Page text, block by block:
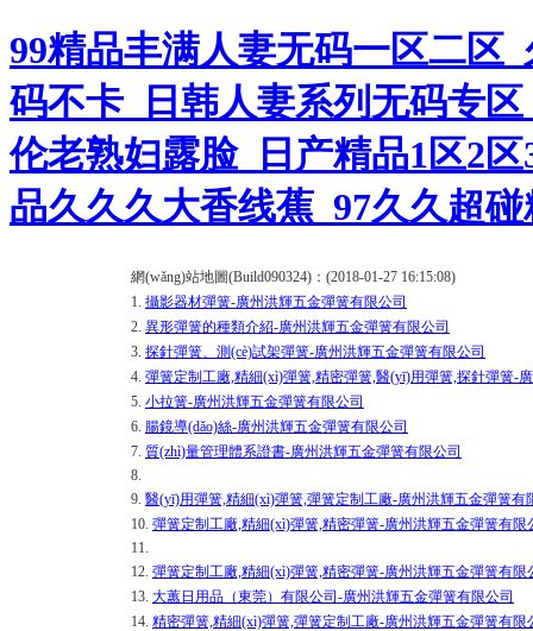
99精品丰满人妻无码一区二区
码不卡_日韩人妻系列无码专
伦老熟妇露脸_日产精品1区2
品久久久大香线蕉_97久久超
網(wǎng)站地圖(Build090324)：(2018-01-27 16:15:08)
1. 攝影器材彈簧-廣州洪輝五金彈簧有限公司
2. 異形彈簧的種類介紹-廣州洪輝五金彈簧有限公司
3. 探針彈簧、測(cè)試架彈簧-廣州洪輝五金彈簧有限公司
4. 彈簧定制工廠,精細(xì)彈簧,精密彈簧,醫(yī)用彈簧,探針彈簧-
5. 小拉簧-廣州洪輝五金彈簧有限公司
6. 腸鏡導(dǎo)絲-廣州洪輝五金彈簧有限公司
7. 質(zhì)量管理體系證書-廣州洪輝五金彈簧有限公司
8.
9. 醫(yī)用彈簧,精細(xì)彈簧,彈簧定制工廠-廣州洪輝五金彈簧有
10. 彈簧定制工廠,精細(xì)彈簧,精密彈簧-廣州洪輝五金彈簧有限
11.
12. 彈簧定制工廠,精細(xì)彈簧,精密彈簧-廣州洪輝五金彈簧有限
13. 大蕙日用品（東莞）有限公司-廣州洪輝五金彈簧有限公司
14. 精密彈簧,精細(xì)彈簧,彈簧定制工廠-廣州洪輝五金彈簧有限